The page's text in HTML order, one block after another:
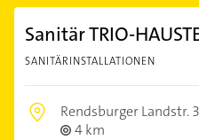
Sanitär TRIO-
SANITÄRINSTALLATIONEN
Rendsburger Landstr.
4 km